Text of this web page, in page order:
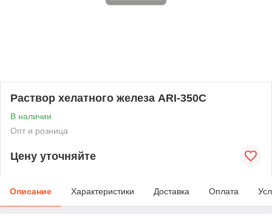
Раствор хелатного железа ARI-350C
В наличии
Опт и розница
Цену уточняйте
Описание Характеристики Доставка Оплата